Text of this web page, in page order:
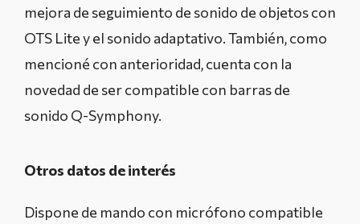
mejora de seguimiento de sonido de objetos con
OTS Lite y el sonido adaptativo. También, como
mencioné con anterioridad, cuenta con la
novedad de ser compatible con barras de
sonido Q-Symphony.
Otros datos de interés
Dispone de mando con micrófono compatible